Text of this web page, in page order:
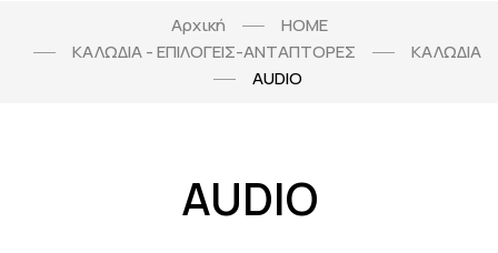
Αρχική
HOME
ΚΑΛΩΔΙΑ - ΕΠΙΛΟΓΕΙΣ-ΑΝΤΑΠΤΟΡΕΣ
ΚΑΛΩΔΙΑ
AUDIO
AUDIO